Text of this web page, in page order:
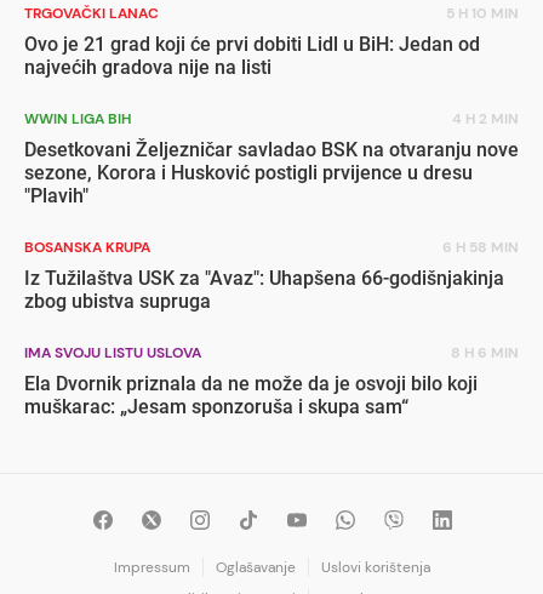
TRGOVAČKI LANAC 5 H 10 MIN
Ovo je 21 grad koji će prvi dobiti Lidl u BiH: Jedan od
najvećih gradova nije na listi
WWIN LIGA BIH 4 H 2 MIN
Desetkovani Željezničar savladao BSK na otvaranju nove
sezone, Korora i Husković postigli prvijence u dresu
"Plavih"
BOSANSKA KRUPA 6 H 58 MIN
Iz Tužilaštva USK za "Avaz": Uhapšena 66-godišnjakinja
zbog ubistva supruga
IMA SVOJU LISTU USLOVA 8 H 6 MIN
Ela Dvornik priznala da ne može da je osvoji bilo koji
muškarac: „Jesam sponzoruša i skupa sam“
Impressum Oglašavanje
Uslovi korištenja